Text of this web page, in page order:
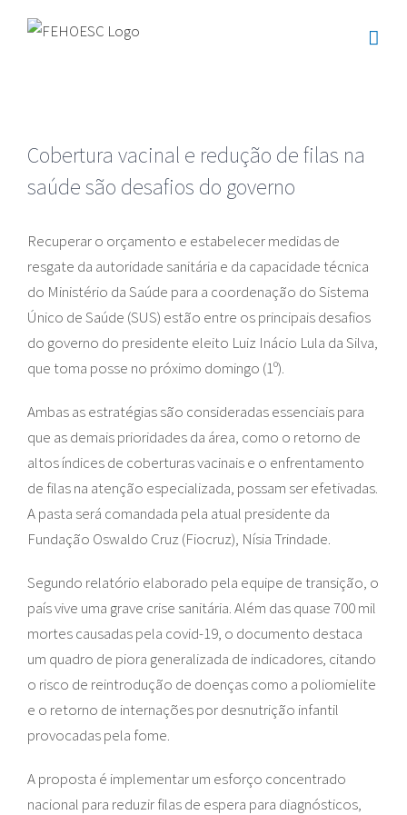
Cobertura vacinal e redução de filas na
saúde são desafios do governo
Recuperar o orçamento e estabelecer medidas de
resgate da autoridade sanitária e da capacidade técnica
do Ministério da Saúde para a coordenação do Sistema
Único de Saúde (SUS) estão entre os principais desafios
do governo do presidente eleito Luiz Inácio Lula da Silva,
que toma posse no próximo domingo (1º).
Ambas as estratégias são consideradas essenciais para
que as demais prioridades da área, como o retorno de
altos índices de coberturas vacinais e o enfrentamento
de filas na atenção especializada, possam ser efetivadas.
A pasta será comandada pela atual presidente da
Fundação Oswaldo Cruz (Fiocruz), Nísia Trindade.
Segundo relatório elaborado pela equipe de transição, o
país vive uma grave crise sanitária. Além das quase 700 mil
mortes causadas pela covid-19, o documento destaca
um quadro de piora generalizada de indicadores, citando
o risco de reintrodução de doenças como a poliomielite
e o retorno de internações por desnutrição infantil
provocadas pela fome.
A proposta é implementar um esforço concentrado
nacional para reduzir filas de espera para diagnósticos,